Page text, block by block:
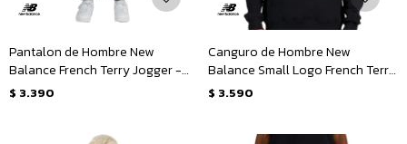
Pantalon de Hombre New
Balance French Terry Jogger -
Negro
$ 3.390
Canguro de Hombre New
Balance Small Logo French Terry
Hoodie - Negro
$ 3.590